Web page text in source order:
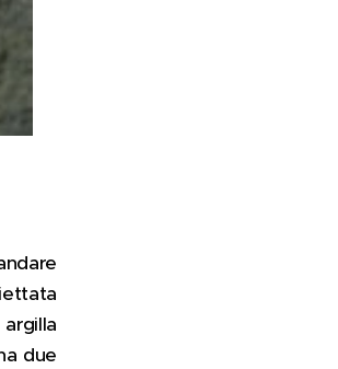
due